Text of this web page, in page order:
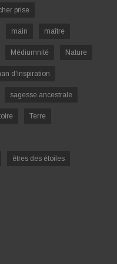
prise
main maître
Médiumnité Nature
d'inspiration
sagesse ancestrale
Terre
êtres des étoiles